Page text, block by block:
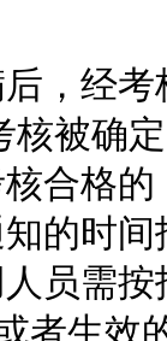
经考
核被确
合格
的时
员需
者生效